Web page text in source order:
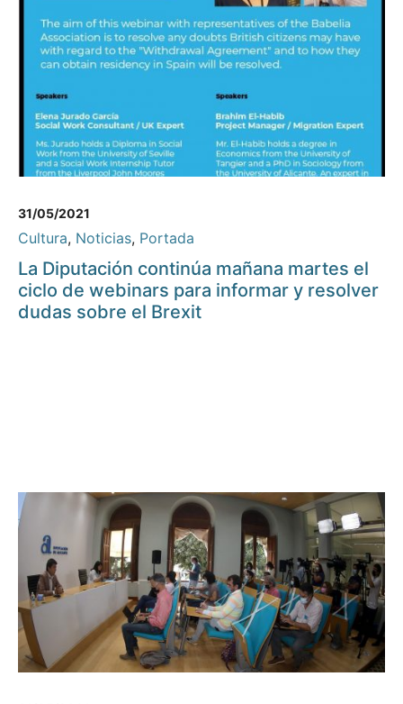
31/05/2021
Cultura, Noticias, Portada
La Diputación continúa mañana martes el
ciclo de webinars para informar y resolver
dudas sobre el Brexit